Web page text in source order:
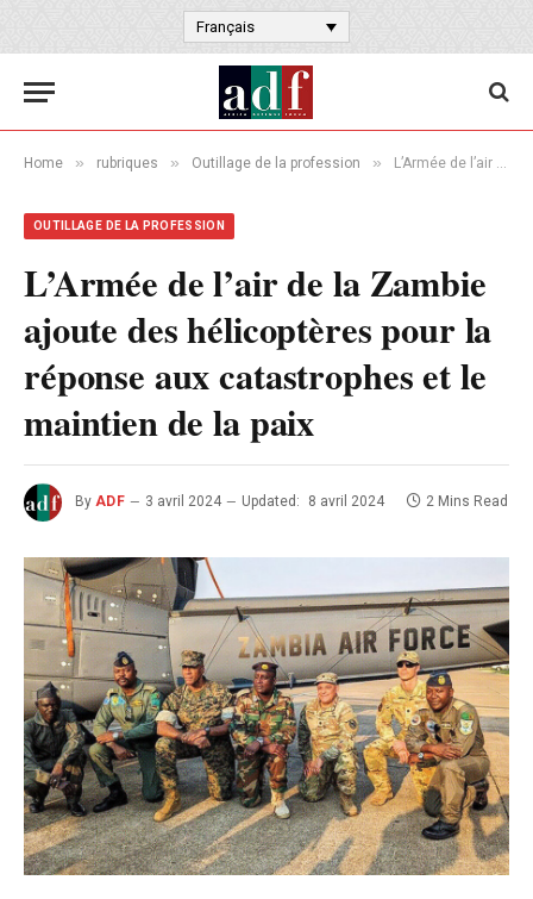
Français
Home » rubriques » Outillage de la profession » L’Armée de l’air de la Zambie ajoute des hélicoptères pour la réponse aux catastrophes et le maintien de la paix
OUTILLAGE DE LA PROFESSION
L’Armée de l’air de la Zambie
ajoute des hélicoptères pour la
réponse aux catastrophes et le
maintien de la paix
By ADF 3 avril 2024 Updated: 8 avril 2024 2 Mins Read